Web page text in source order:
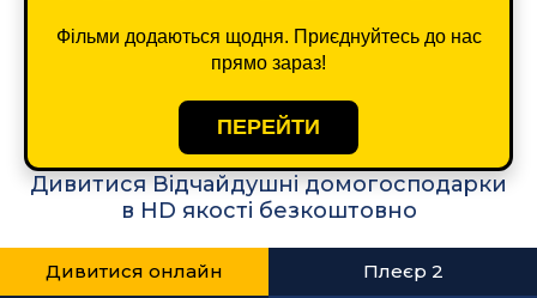
Фільми додаються щодня. Приєднуйтесь до нас
прямо зараз!
ПЕРЕЙТИ
Дивитися Відчайдушні домогосподарки
в HD якості безкоштовно
Дивитися онлайн Плеєр 2